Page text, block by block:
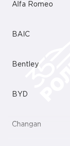
Alfa Romeo
BAIC
Bentley
BYD
Changan